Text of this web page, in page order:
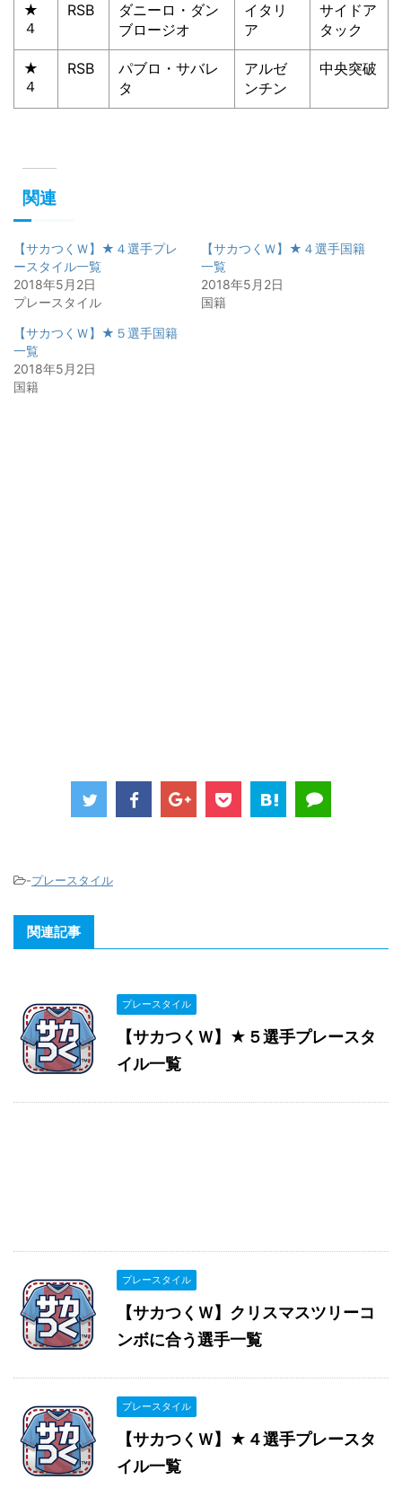
★
４
RSB
ダニーロ・ダン
ブロージオ
イタリ
ア
サイドア
タック
★
４
RSB
パブロ・サバレ
タ
アルゼ
ンチン
中央突破
関連
【サカつくＷ】★４選手プレ
ースタイル一覧
2018年5月2日
プレースタイル
【サカつくＷ】★４選手国籍
一覧
2018年5月2日
国籍
【サカつくＷ】★５選手国籍
一覧
2018年5月2日
国籍
-プレースタイル
関連記事
プレースタイル
【サカつくＷ】★５選手プレースタ
イル一覧
プレースタイル
【サカつくＷ】クリスマスツリーコ
ンボに合う選手一覧
プレースタイル
【サカつくＷ】★４選手プレースタ
イル一覧